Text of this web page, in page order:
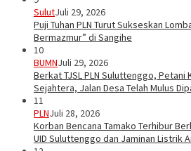
SulutJuli 29, 2026
Puji Tuhan PLN Turut Sukseskan
Bermazmur” di Sangihe
10
BUMNJuli 29, 2026
Berkat TJSL PLN Suluttenggo, Petani
Sejahtera, Jalan Desa Telah Mulus
11
PLNJuli 28, 2026
Korban Bencana Tamako Terhibur
UID Suluttenggo dan Jaminan Listrik